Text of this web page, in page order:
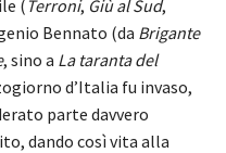
(Terroni, Giù al Sud,
Bennato (da Brigante
, sino a La taranta del
d’Italia fu invaso,
parte davvero
dando così vita alla